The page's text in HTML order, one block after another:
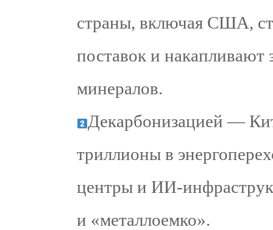
страны, включая США,
поставок и
минералов.
Декарбонизацией —
триллионы в
центры и ИИ-
и «металлоемко».